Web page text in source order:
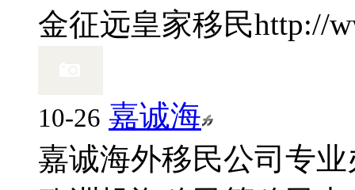
金征远皇家移民http://
10-26 嘉诚海
嘉诚海外移民公司专